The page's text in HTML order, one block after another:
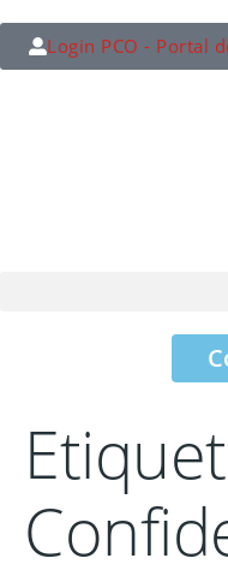
Login PCO - Portal